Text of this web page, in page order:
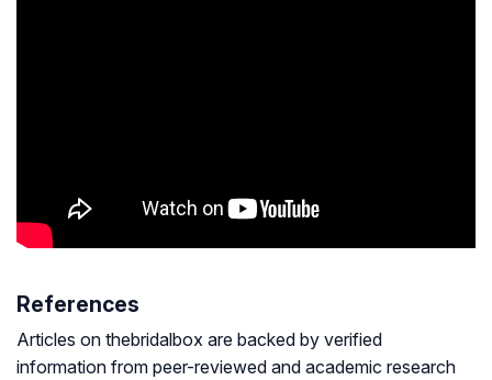
References
Articles on thebridalbox are backed by verified
information from peer-reviewed and academic research